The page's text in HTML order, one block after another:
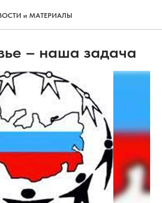
и МАТЕРИАЛЫ
– наша задача